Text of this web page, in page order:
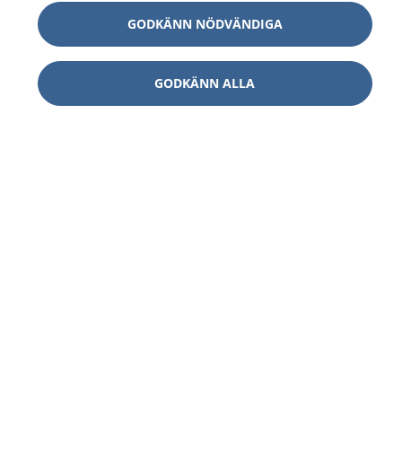
GODKÄNN NÖDVÄNDIGA
GODKÄNN ALLA